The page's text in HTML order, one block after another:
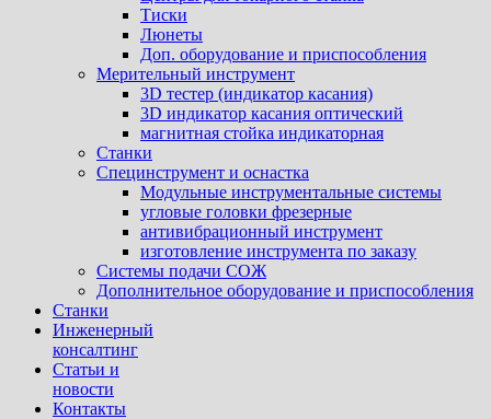
Тиски
Люнеты
Доп. оборудование и приспособления
Мерительный инструмент
3D тестер (индикатор касания)
3D индикатор касания оптический
магнитная стойка индикаторная
Станки
Специнструмент и оснастка
Модульные инструментальные системы
угловые головки фрезерные
антивибрационный инструмент
изготовление инструмента по заказу
Системы подачи СОЖ
Дополнительное оборудование и приспособления
Станки
Инженерный
консалтинг
Статьи и
новости
Контакты